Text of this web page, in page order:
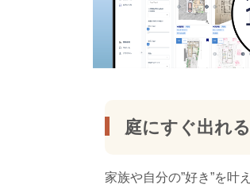
庭にすぐ出れ
家族や自分の”好き”を